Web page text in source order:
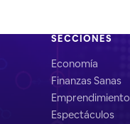
SECCIONES
Economía
Finanzas Sanas
Emprendimiento
Espectáculos